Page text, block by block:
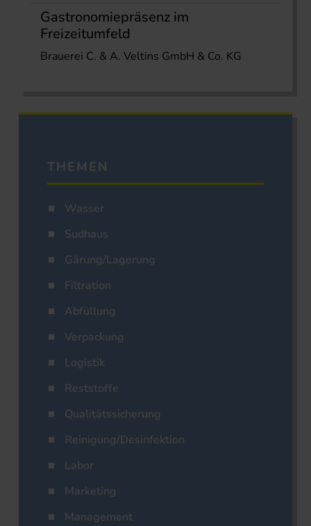
Gastronomiepräsenz im
Freizeitumfeld
Brauerei C. & A. Veltins GmbH & Co. KG
THEMEN
Wasser
Sudhaus
Gärung/Lagerung
Filtration
Abfüllung
Verpackung
Logistik
Reststoffe
Qualitätssicherung
Reinigung/Desinfektion
Labor
Marketing
Management